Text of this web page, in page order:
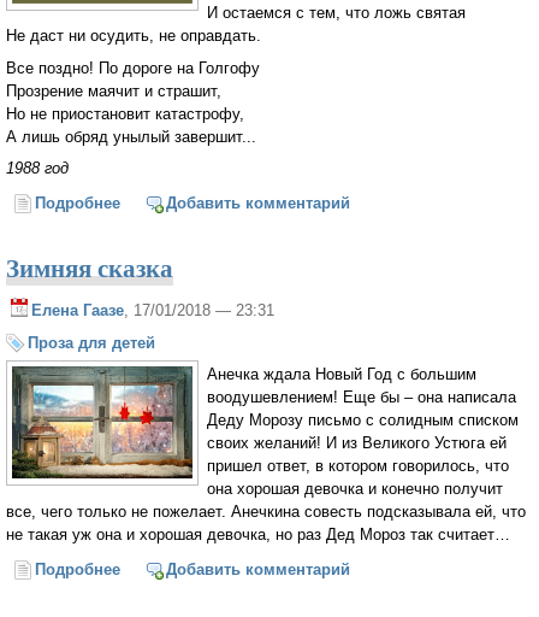
И остаемся с тем, что ложь святая
Не даст ни осудить, не оправдать.
Все поздно! По дороге на Голгофу
Прозрение маячит и страшит,
Но не приостановит катастрофу,
А лишь обряд унылый завершит...
1988 год
Подробнее о Святая ложь
Добавить комментарий
Зимняя сказка
Елена Гаазе , 17/01/2018 — 23:31
Проза для детей
Анечка ждала Новый Год с большим
воодушевлением! Еще бы – она написала
Деду Морозу письмо с солидным списком
своих желаний! И из Великого Устюга ей
пришел ответ, в котором говорилось, что
она хорошая девочка и конечно получит
все, чего только не пожелает. Анечкина совесть подсказывала ей, что
не такая уж она и хорошая девочка, но раз Дед Мороз так считает…
Подробнее о Зимняя сказка
Добавить комментарий